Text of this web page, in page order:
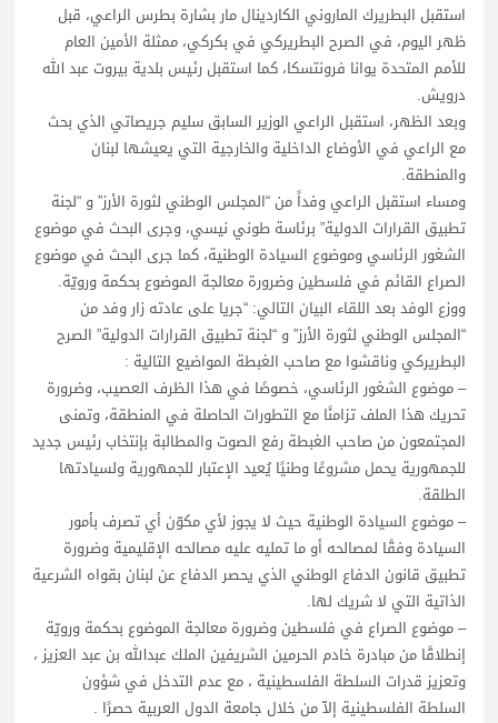
استقبل البطريرك الماروني الكاردينال مار بشارة بطرس الراعي، قبل
ظهر اليوم، في الصرح البطريركي في بكركي، ممثلة الأمين العام
للأمم المتحدة يوانا فرونتسكا، كما استقبل رئيس بلدية بيروت عبد الله
درويش.
وبعد الظهر، استقبل الراعي الوزير السابق سليم جريصاتي الذي بحث
مع الراعي في الأوضاع الداخلية والخارجية التي يعيشها لبنان
والمنطقة.
ومساء استقبل الراعي وفداً من “المجلس الوطني لثورة الأرز” و “لجنة
تطبيق القرارات الدولية” برئاسة طوني نيسي، وجرى البحث في موضوع
الشغور الرئاسي وموضوع السيادة الوطنية، كما جرى البحث في موضوع
الصراع القائم في فلسطين وضرورة معالجة الموضوع بحكمة ورويّة.
ووزع الوفد بعد اللقاء البيان التالي: “جريا على عادته زار وفد من
“المجلس الوطني لثورة الأرز” و “لجنة تطبيق القرارات الدولية” الصرح
البطريركي وناقشوا مع صاحب الغبطة المواضيع التالية :
– موضوع الشغور الرئاسي، خصوصًا في هذا الظرف العصيب، وضرورة
تحريك هذا الملف تزامنًا مع التطورات الحاصلة في المنطقة، وتمنى
المجتمعون من صاحب الغبطة رفع الصوت والمطالبة بإنتخاب رئيس جديد
للجمهورية يحمل مشروعًا وطنيًا يُعيد الإعتبار للجمهورية ولسيادتها
الطلقة.
– موضوع السيادة الوطنية حيث لا يجوز لأي مكوّن أي تصرف بأمور
السيادة وفقًا لمصالحه أو ما تمليه عليه مصالحه الإقليمية وضرورة
تطبيق قانون الدفاع الوطني الذي يحصر الدفاع عن لبنان بقواه الشرعية
الذاتية التي لا شريك لها.
– موضوع الصراع في فلسطين وضرورة معالجة الموضوع بحكمة ورويّة
إنطلاقًا من مبادرة خادم الحرمين الشريفين الملك عبدالله بن عبد العزيز ،
وتعزيز قدرات السلطة الفلسطينية ، مع عدم التدخل في شؤون
السلطة الفلسطينية إلاّ من خلال جامعة الدول العربية حصرًا .